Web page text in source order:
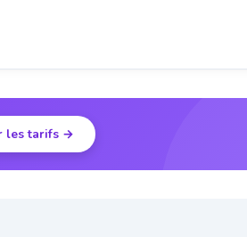
les tarifs →